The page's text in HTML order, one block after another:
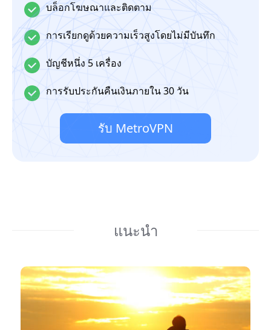
บล็อกโฆษณาและติดตาม
การเรียกดูด้วยความเร็วสูงโดยไม่มีบันทึก
บัญชีหนึ่ง 5 เครื่อง
การรับประกันคืนเงินภายใน 30 วัน
รับ MetroVPN
แนะนำ